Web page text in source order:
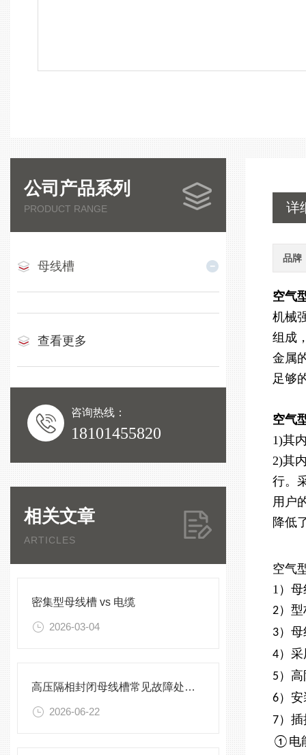
公司产品系列
PRODUCT RANGE
母线槽
查看更多
咨询热线：
18101455820
相关文章
ARTICLES
密集型母线槽 vs 电缆
2026-03-04
高压隔相封闭母线槽常见故障处理方案
2026-06-22
详
品牌
空气
机械
组成
金属
足够
空气
1)其
2)其
行。
用户
降低
空气
1 ）
2）
3）
4）
5 ）
6）
7）
① 电